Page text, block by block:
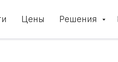
Цены Решения